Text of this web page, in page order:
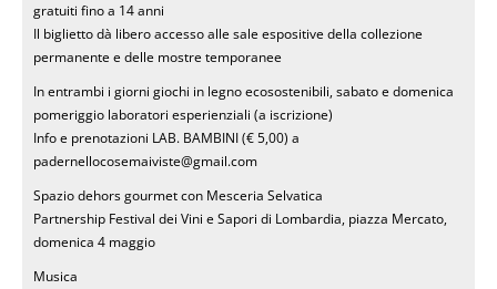
gratuiti fino a 14 anni
Il biglietto dà libero accesso alle sale espositive della collezione
permanente e delle mostre temporanee
In entrambi i giorni giochi in legno ecosostenibili, sabato e domenica
pomeriggio laboratori esperienziali (a iscrizione)
Info e prenotazioni LAB. BAMBINI (€ 5,00) a
padernellocosemaiviste@gmail.com
Spazio dehors gourmet con Mesceria Selvatica
Partnership Festival dei Vini e Sapori di Lombardia, piazza Mercato,
domenica 4 maggio
Musica